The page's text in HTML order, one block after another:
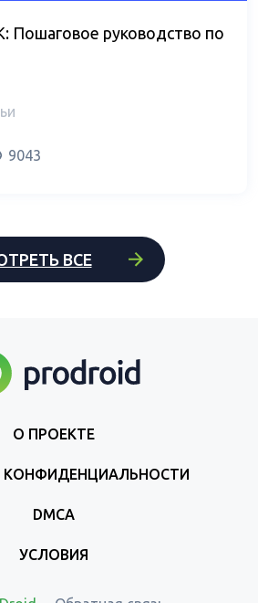
Пошаговое руководство по
9043
ВСЕ
О ПРОЕКТЕ
КОНФИДЕНЦИАЛЬНОСТИ
DMCA
УСЛОВИЯ